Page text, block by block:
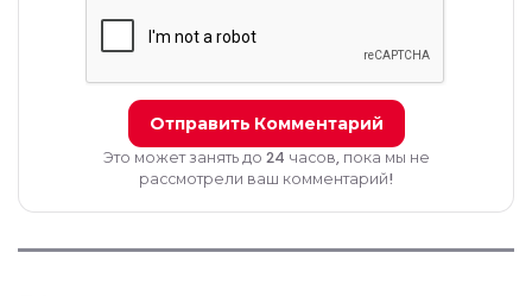
Отправить Комментарий
Это может занять до 24 часов, пока мы не
рассмотрели ваш комментарий!